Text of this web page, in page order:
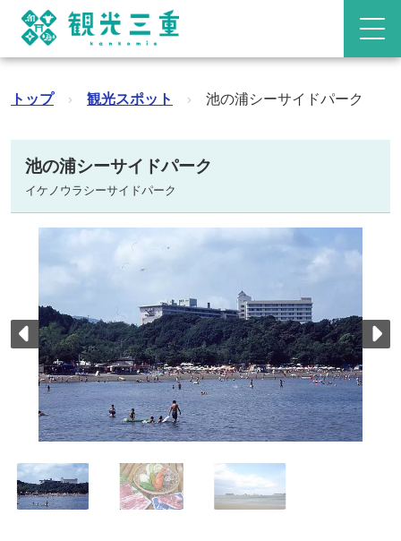
トップ › 観光スポット › 池の浦シーサイドパーク
池の浦シーサイドパーク
イケノウラシーサイドパーク